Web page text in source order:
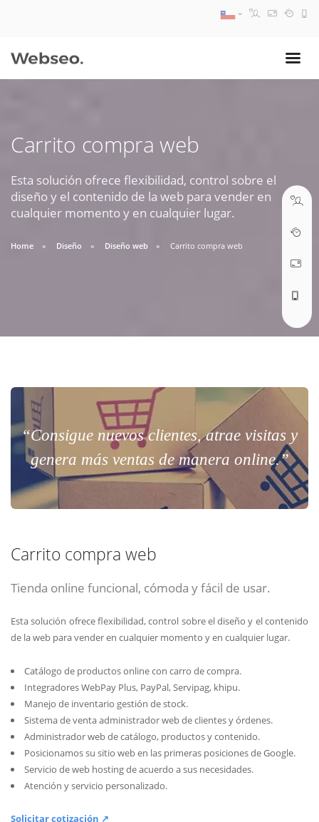
Carrito compra web
Esta solución ofrece flexibilidad, control sobre el
diseño y el contenido de la web para vender en
cualquier momento y en cualquier lugar.
Home Diseño Diseño web Carrito compra web
“Consigue nuevos clientes, atrae visitas y
genera más ventas de manera online.”
Carrito compra web
Tienda online funcional, cómoda y fácil de usar.
Esta solución ofrece flexibilidad, control sobre el diseño y el contenido
de la web para vender en cualquier momento y en cualquier lugar.
Catálogo de productos online con carro de compra.
Integradores WebPay Plus, PayPal, Servipag, khipu.
Manejo de inventario gestión de stock.
Sistema de venta administrador web de clientes y órdenes.
Administrador web de catálogo, productos y contenido.
Posicionamos su sitio web en las primeras posiciones de Google.
Servicio de web hosting de acuerdo a sus necesidades.
Atención y servicio personalizado.
Solicitar cotización ↗
09:30 AM A 18:30 PM
soporte@webseo.cl
ABRIR TICKET